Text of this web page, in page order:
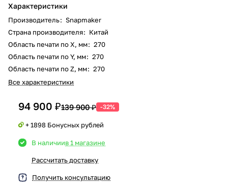
Характеристики
Производитель: Snapmaker
Страна производителя: Китай
Область печати по X, мм: 270
Область печати по Y, мм: 270
Область печати по Z, мм: 270
Все характеристики
94 900 ₽139 900 ₽ -32%
+ 1898 Бонусных рублей
В наличиив 1 магазине
Рассчитать доставку
Получить консультацию